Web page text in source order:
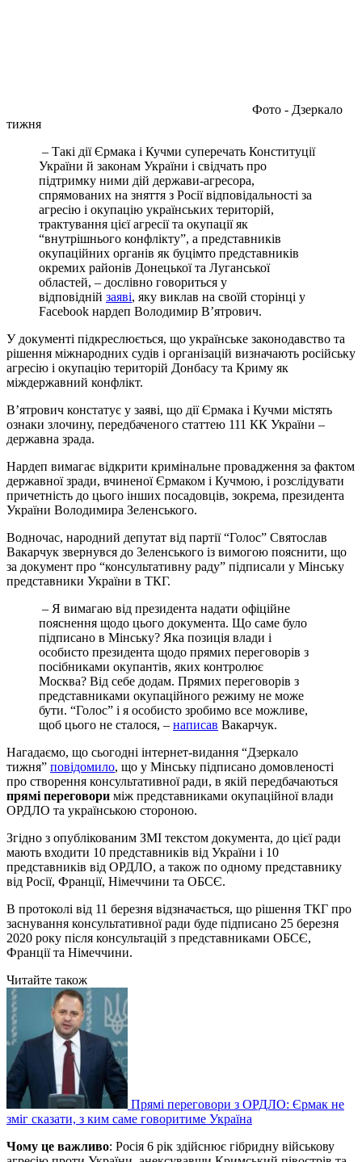
Фото - Дзеркало
тижня
– Такі дії Єрмака і Кучми суперечать Конституції
України й законам України і свідчать про
підтримку ними дій держави-агресора,
спрямованих на зняття з Росії відповідальності за
агресію і окупацію українських територій,
трактування цієї агресії та окупації як
“внутрішнього конфлікту”, а представників
окупаційних органів як буцімто представників
окремих районів Донецької та Луганської
областей, – дослівно говориться у
відповідній заяві, яку виклав на своїй сторінці у
Facebook нардеп Володимир В’ятрович.
У документі підкреслюється, що українське законодавство та
рішення міжнародних судів і організацій визначають російську
агресію і окупацію територій Донбасу та Криму як
міждержавний конфлікт.
В’ятрович констатує у заяві, що дії Єрмака і Кучми містять
ознаки злочину, передбаченого статтею 111 КК України –
державна зрада.
Нардеп вимагає відкрити кримінальне провадження за фактом
державної зради, вчиненої Єрмаком і Кучмою, і розслідувати
причетність до цього інших посадовців, зокрема, президента
України Володимира Зеленського.
Водночас, народний депутат від партії “Голос” Святослав
Вакарчук звернувся до Зеленського із вимогою пояснити, що
за документ про “консультативну раду” підписали у Мінську
представники України в ТКГ.
– Я вимагаю від президента надати офіційне
пояснення щодо цього документа. Що саме було
підписано в Мінську? Яка позиція влади і
особисто президента щодо прямих переговорів з
посібниками окупантів, яких контролює
Москва? Від себе додам. Прямих переговорів з
представниками окупаційного режиму не може
бути. “Голос” і я особисто зробимо все можливе,
щоб цього не сталося, – написав Вакарчук.
Нагадаємо, що сьогодні інтернет-видання “Дзеркало
тижня” повідомило, що у Мінську підписано домовленості
про створення консультативної ради, в якій передбачаються
прямі переговори між представниками окупаційної влади
ОРДЛО та українською стороною.
Згідно з опублікованим ЗМІ текстом документа, до цієї ради
мають входити 10 представників від України і 10
представників від ОРДЛО, а також по одному представнику
від Росії, Франції, Німеччини та ОБСЄ.
В протоколі від 11 березня відзначається, що рішення ТКГ про
заснування консультативної ради буде підписано 25 березня
2020 року після консультацій з представниками ОБСЄ,
Франції та Німеччини.
Читайте також
Прямі переговори з ОРДЛО: Єрмак не
зміг сказати, з ким саме говоритиме Україна
Чому це важливо: Росія 6 рік здійснює гібридну військову